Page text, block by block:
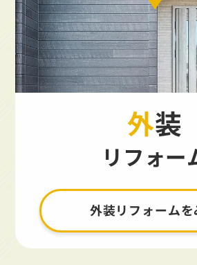
外装
リフォー
外装リフォームを